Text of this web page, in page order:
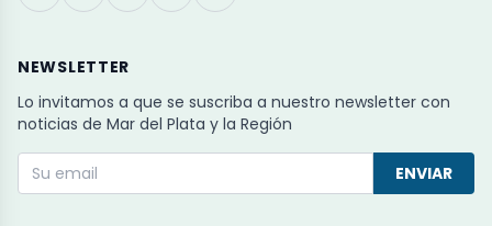
NEWSLETTER
Lo invitamos a que se suscriba a nuestro newsletter con
noticias de Mar del Plata y la Región
ENVIAR